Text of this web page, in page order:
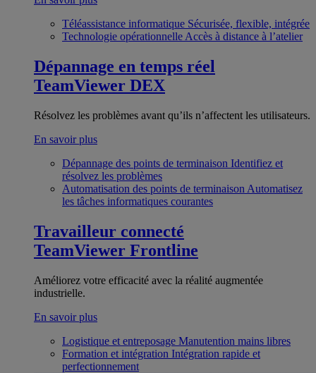
Téléassistance informatique Sécurisée, flexible, intégrée
Technologie opérationnelle Accès à distance à l’atelier
Dépannage en temps réel
TeamViewer DEX
Résolvez les problèmes avant qu’ils n’affectent les utilisateurs.
En savoir plus
Dépannage des points de terminaison Identifiez et
résolvez les problèmes
Automatisation des points de terminaison Automatisez
les tâches informatiques courantes
Travailleur connecté
TeamViewer Frontline
Améliorez votre efficacité avec la réalité augmentée
industrielle.
En savoir plus
Logistique et entreposage Manutention mains libres
Formation et intégration Intégration rapide et
perfectionnement